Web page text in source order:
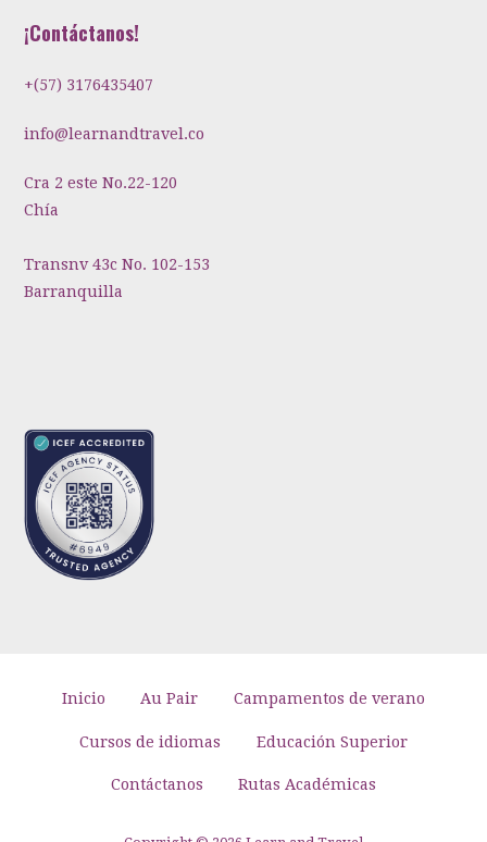
¡Contáctanos!
+(57) 3176435407
info@learnandtravel.co
Cra 2 este No.22-120
Chía
Transnv 43c No. 102-153
Barranquilla
Inicio Au Pair Campamentos de verano
Cursos de idiomas Educación Superior
Contáctanos Rutas Académicas